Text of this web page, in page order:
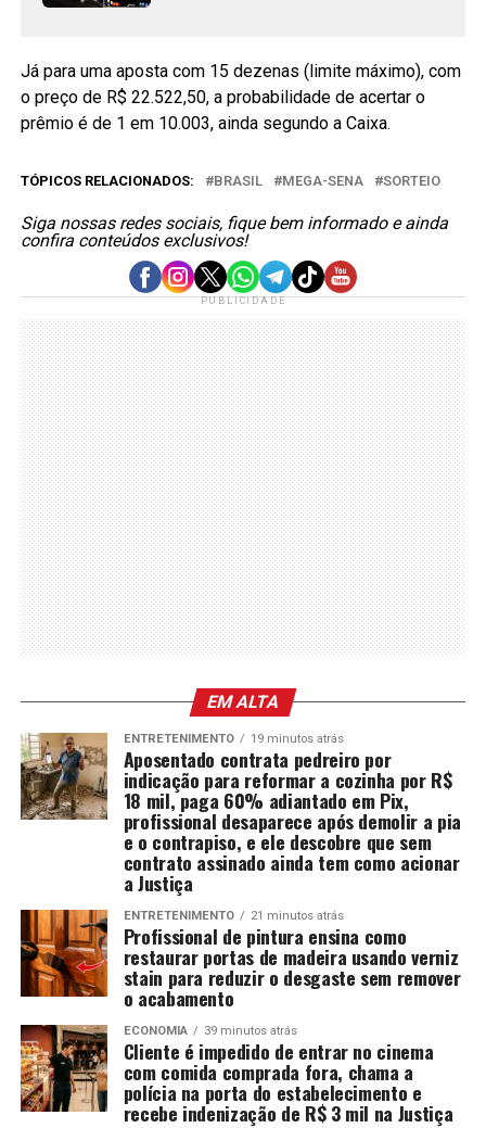
Já para uma aposta com 15 dezenas (limite máximo), com
o preço de R$ 22.522,50, a probabilidade de acertar o
prêmio é de 1 em 10.003, ainda segundo a Caixa.
TÓPICOS RELACIONADOS: BRASIL MEGA-SENA SORTEIO
Siga nossas redes sociais, fique bem informado e ainda
confira conteúdos exclusivos!
PUBLICIDADE
EM ALTA
ENTRETENIMENTO 19 minutos atrás
Aposentado contrata pedreiro por
indicação para reformar a cozinha por R$
18 mil, paga 60% adiantado em Pix,
profissional desaparece após demolir a pia
e o contrapiso, e ele descobre que sem
contrato assinado ainda tem como acionar
a Justiça
ENTRETENIMENTO 21 minutos atrás
Profissional de pintura ensina como
restaurar portas de madeira usando verniz
stain para reduzir o desgaste sem remover
o acabamento
ECONOMIA 39 minutos atrás
Cliente é impedido de entrar no cinema
com comida comprada fora, chama a
polícia na porta do estabelecimento e
recebe indenização de R$ 3 mil na Justiça